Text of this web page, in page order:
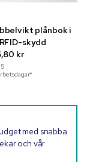
plånbok i
skydd
kr
5
med snabba
och vår